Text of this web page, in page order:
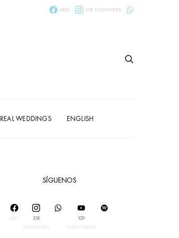
LIKES 33K FOLLOWERS
REAL WEDDINGS ENGLISH
SÍGUENOS
LIKES
33K
FOLLOWERS
109
SUBSCRIBERS